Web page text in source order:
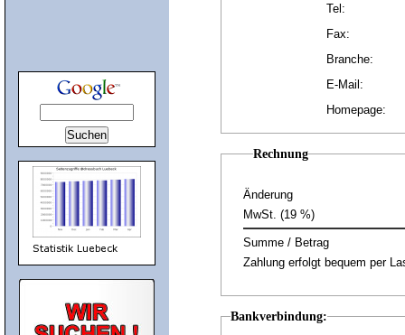
Tel:
Fax:
Branche:
E-Mail:
Homepage:
Rechnung
Änderung
MwSt. (19 %)
Summe / Betrag
Zahlung erfolgt bequem per
Bankverbindung: